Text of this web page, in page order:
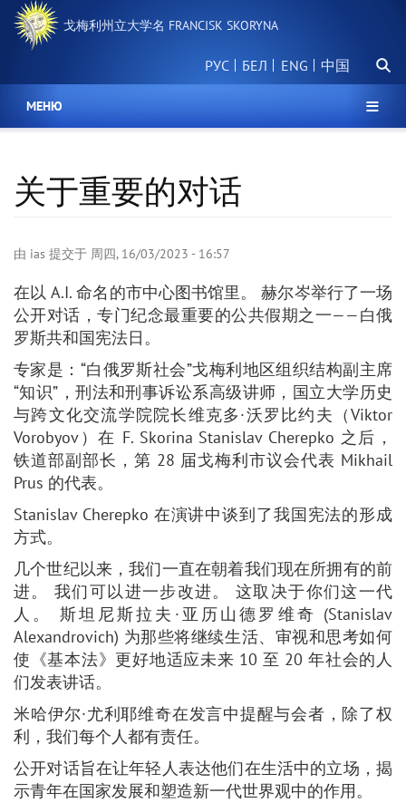
要
戈梅利州立大学名 FRANCISK SKORYNA
РУС БЕЛ 中国
搜
МЕНЮ
关于重要的对话
由 ias 提交于 周四, 16/03/2023 - 16:57
在以 A.I. 命名的市中心图书馆里。 赫尔岑举行了一场
公开对话，专门纪念最重要的公共假期之一——白俄
罗斯共和国宪法日。
专家是：“白俄罗斯社会”戈梅利地区组织结构副主席
“知识”，刑法和刑事诉讼系高级讲师，国立大学历史
与跨文化交流学院院长维克多·沃罗比约夫（Viktor
Vorobyov）在 F. Skorina Stanislav Cherepko 之后，
铁道部副部长，第 28 届戈梅利市议会代表 Mikhail
Prus 的代表。
Stanislav Cherepko 在演讲中谈到了我国宪法的形成
方式。
几个世纪以来，我们一直在朝着我们现在所拥有的前
进。 我们可以进一步改进。 这取决于你们这一代
人。 斯坦尼斯拉夫·亚历山德罗维奇 (Stanislav
Alexandrovich) 为那些将继续生活、审视和思考如何
使《基本法》更好地适应未来 10 至 20 年社会的人
们发表讲话。
米哈伊尔·尤利耶维奇在发言中提醒与会者，除了权
利，我们每个人都有责任。
公开对话旨在让年轻人表达他们在生活中的立场，揭
示青年在国家发展和塑造新一代世界观中的作用。